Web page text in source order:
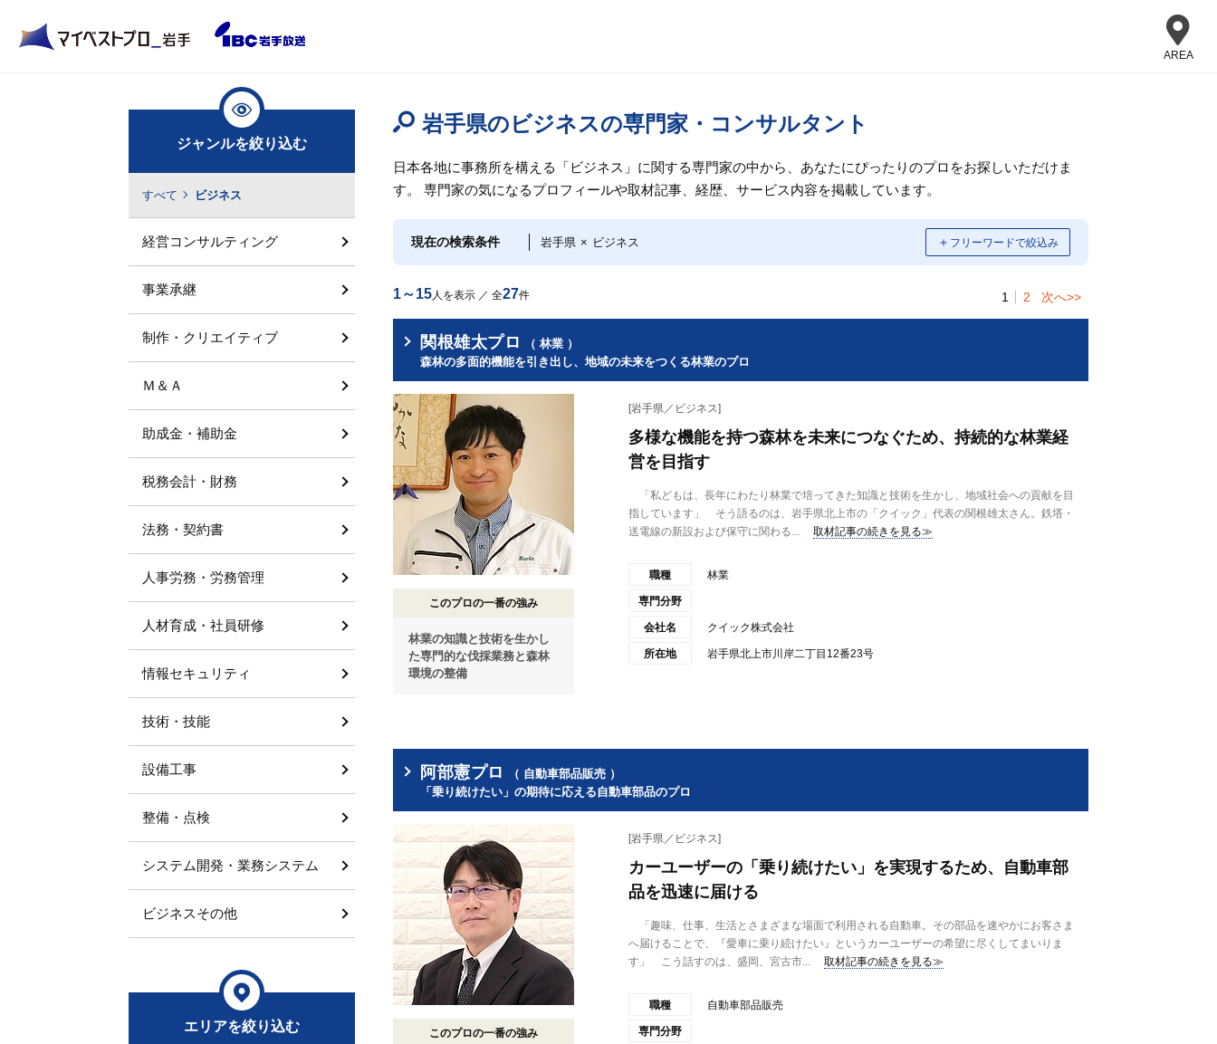
AREA
岩手県のビジネスの専門家・コンサルタント
日本各地に事務所を構える「ビジネス」に関する専門家の中から、あなたにぴったりのプロをお探しいただけま
す。 専門家の気になるプロフィールや取材記事、経歴、サービス内容を掲載しています。
現在の検索条件 岩手県 × ビジネス ＋ フリーワードで絞込み
1～15人を表示 ／ 全27件 1 2 次へ>>
関根雄太プロ
（ 林業 ）
森林の多面的機能を引き出し、地域の未来をつくる林業のプロ
このプロの一番の強み
林業の知識と技術を生かし
た専門的な伐採業務と森林
環境の整備
[岩手県／ビジネス]
多様な機能を持つ森林を未来につなぐため、持続的な林業経
営を目指す
「私どもは、長年にわたり林業で培ってきた知識と技術を生かし、地域社会への貢献を目
指しています」 そう語るのは、岩手県北上市の「クイック」代表の関根雄太さん。鉄塔・
送電線の新設および保守に関わる...
取材記事の続きを見る≫
職種 林業
専門分野
会社名 クイック株式会社
所在地 岩手県北上市川岸二丁目12番23号
阿部憲プロ
（ 自動車部品販売 ）
「乗り続けたい」の期待に応える自動車部品のプロ
このプロの一番の強み
[岩手県／ビジネス]
カーユーザーの「乗り続けたい」を実現するため、自動車部
品を迅速に届ける
「趣味、仕事、生活とさまざまな場面で利用される自動車。その部品を速やかにお客さま
へ届けることで、『愛車に乗り続けたい』というカーユーザーの希望に尽くしてまいりま
す」 こう話すのは、盛岡、宮古市...
取材記事の続きを見る≫
職種 自動車部品販売
専門分野
ジャンルを絞り込む
すべて ビジネス
経営コンサルティング
事業承継
制作・クリエイティブ
Ｍ＆Ａ
助成金・補助金
税務会計・財務
法務・契約書
人事労務・労務管理
人材育成・社員研修
情報セキュリティ
技術・技能
設備工事
整備・点検
システム開発・業務システム
ビジネスその他
エリアを絞り込む